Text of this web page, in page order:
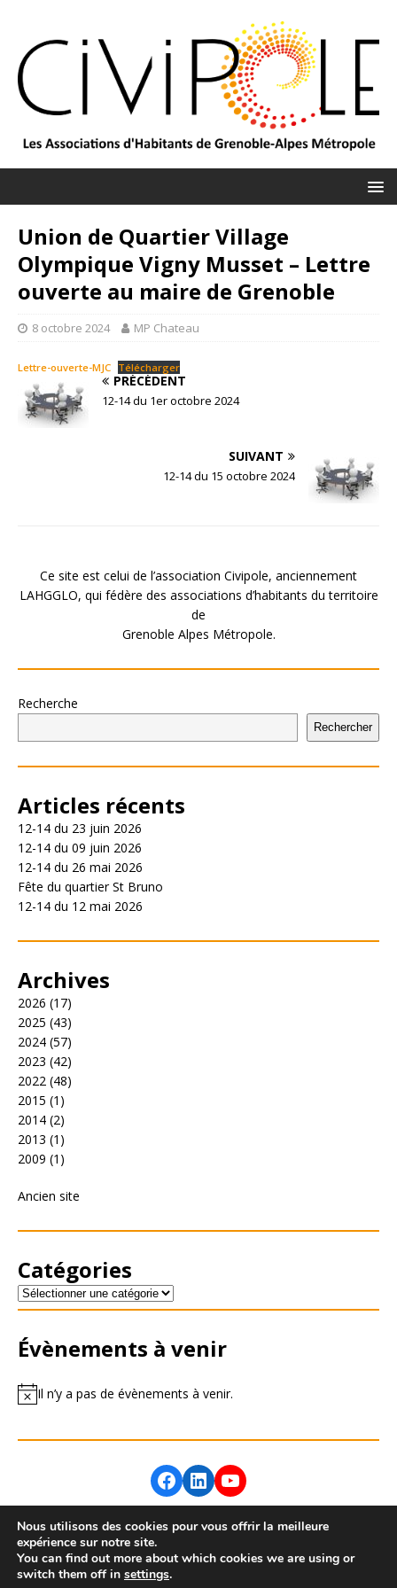
Union de Quartier Village
Olympique Vigny Musset – Lettre
ouverte au maire de Grenoble
8 octobre 2024 MP Chateau
Lettre-ouverte-MJC Télécharger
PRÉCÉDENT
12-14 du 1er octobre 2024
SUIVANT
12-14 du 15 octobre 2024
Ce site est celui de l’association Civipole, anciennement
LAHGGLO, qui fédère des associations d’habitants du territoire
de
Grenoble Alpes Métropole.
Recherche
Rechercher
Articles récents
12-14 du 23 juin 2026
12-14 du 09 juin 2026
12-14 du 26 mai 2026
Fête du quartier St Bruno
12-14 du 12 mai 2026
Archives
2026 (17)
2025 (43)
2024 (57)
2023 (42)
2022 (48)
2015 (1)
2014 (2)
2013 (1)
2009 (1)
Ancien site
Catégories
Évènements à venir
Il n’y a pas de évènements à venir.
Connexion
Nous utilisons des cookies pour vous offrir la meilleure
expérience sur notre site.
You can find out more about which cookies we are using or
switch them off in settings.